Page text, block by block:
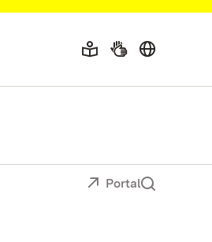
Portal